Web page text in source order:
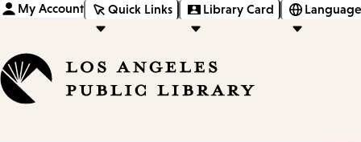
My Account Quick Links Library Card